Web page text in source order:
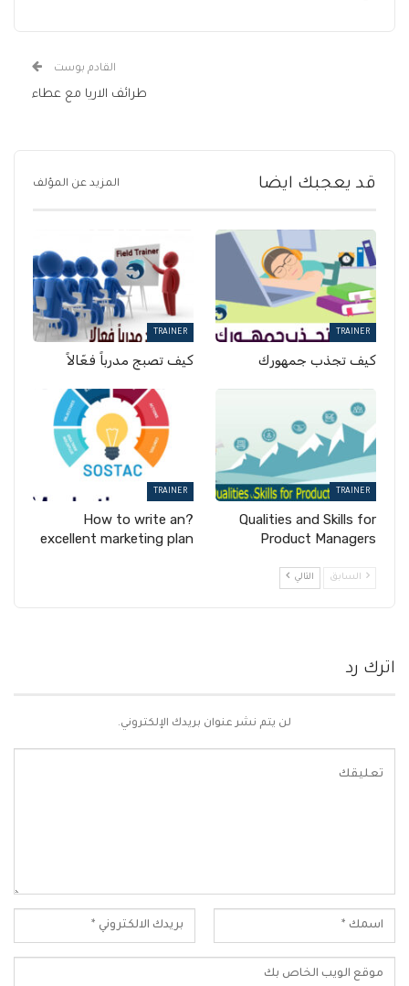
القادم بوست
طرائف الاريا مع عطاء
قد يعجبك ايضا المزيد عن المؤلف
TRAINER
كيف تجذب جمهورك
TRAINER
كيف تصبج مدرباً فعّالاً
TRAINER
Qualities and Skills for
Product Managers
TRAINER
?How to write an
excellent marketing plan
السابق التالي
اترك رد
لن يتم نشر عنوان بريدك الإلكتروني.